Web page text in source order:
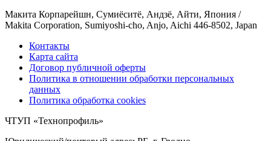
Макита Корпарейшн, Сумиёситё, Андзё, Айти, Япония /
Makita Corporation, Sumiyoshi-cho, Anjo, Aichi 446-8502, Japan
Контакты
Карта сайта
Договор публичной оферты
Политика в отношении обработки персональных
данных
Политика обработка cookies
ЧТУП «Технопрофиль»